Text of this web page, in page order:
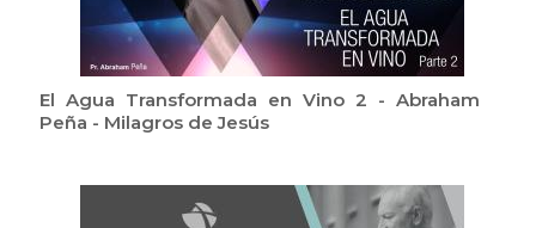
El Agua Transformada en Vino 2 - Abraham
Peña - Milagros de Jesús